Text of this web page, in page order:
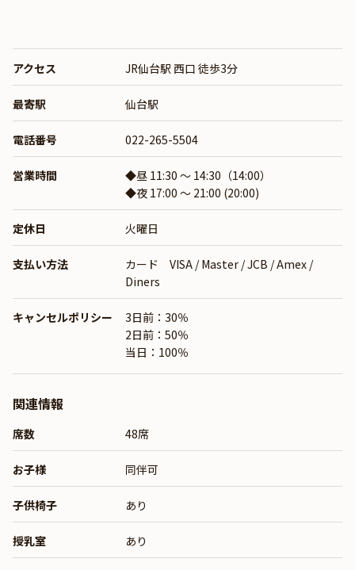
アクセス JR仙台駅 西口 徒歩3分
最寄駅 仙台駅
電話番号 022-265-5504
営業時間
◆昼 11:30 ～ 14:30（14:00）
◆夜 17:00 ～ 21:00 (20:00)
定休日 火曜日
支払い方法
カード VISA / Master / JCB / Amex /
Diners
キャンセルポリシー
3日前：30％
2日前：50％
当日：100％
関連情報
席数 48席
お子様 同伴可
子供椅子 あり
授乳室 あり